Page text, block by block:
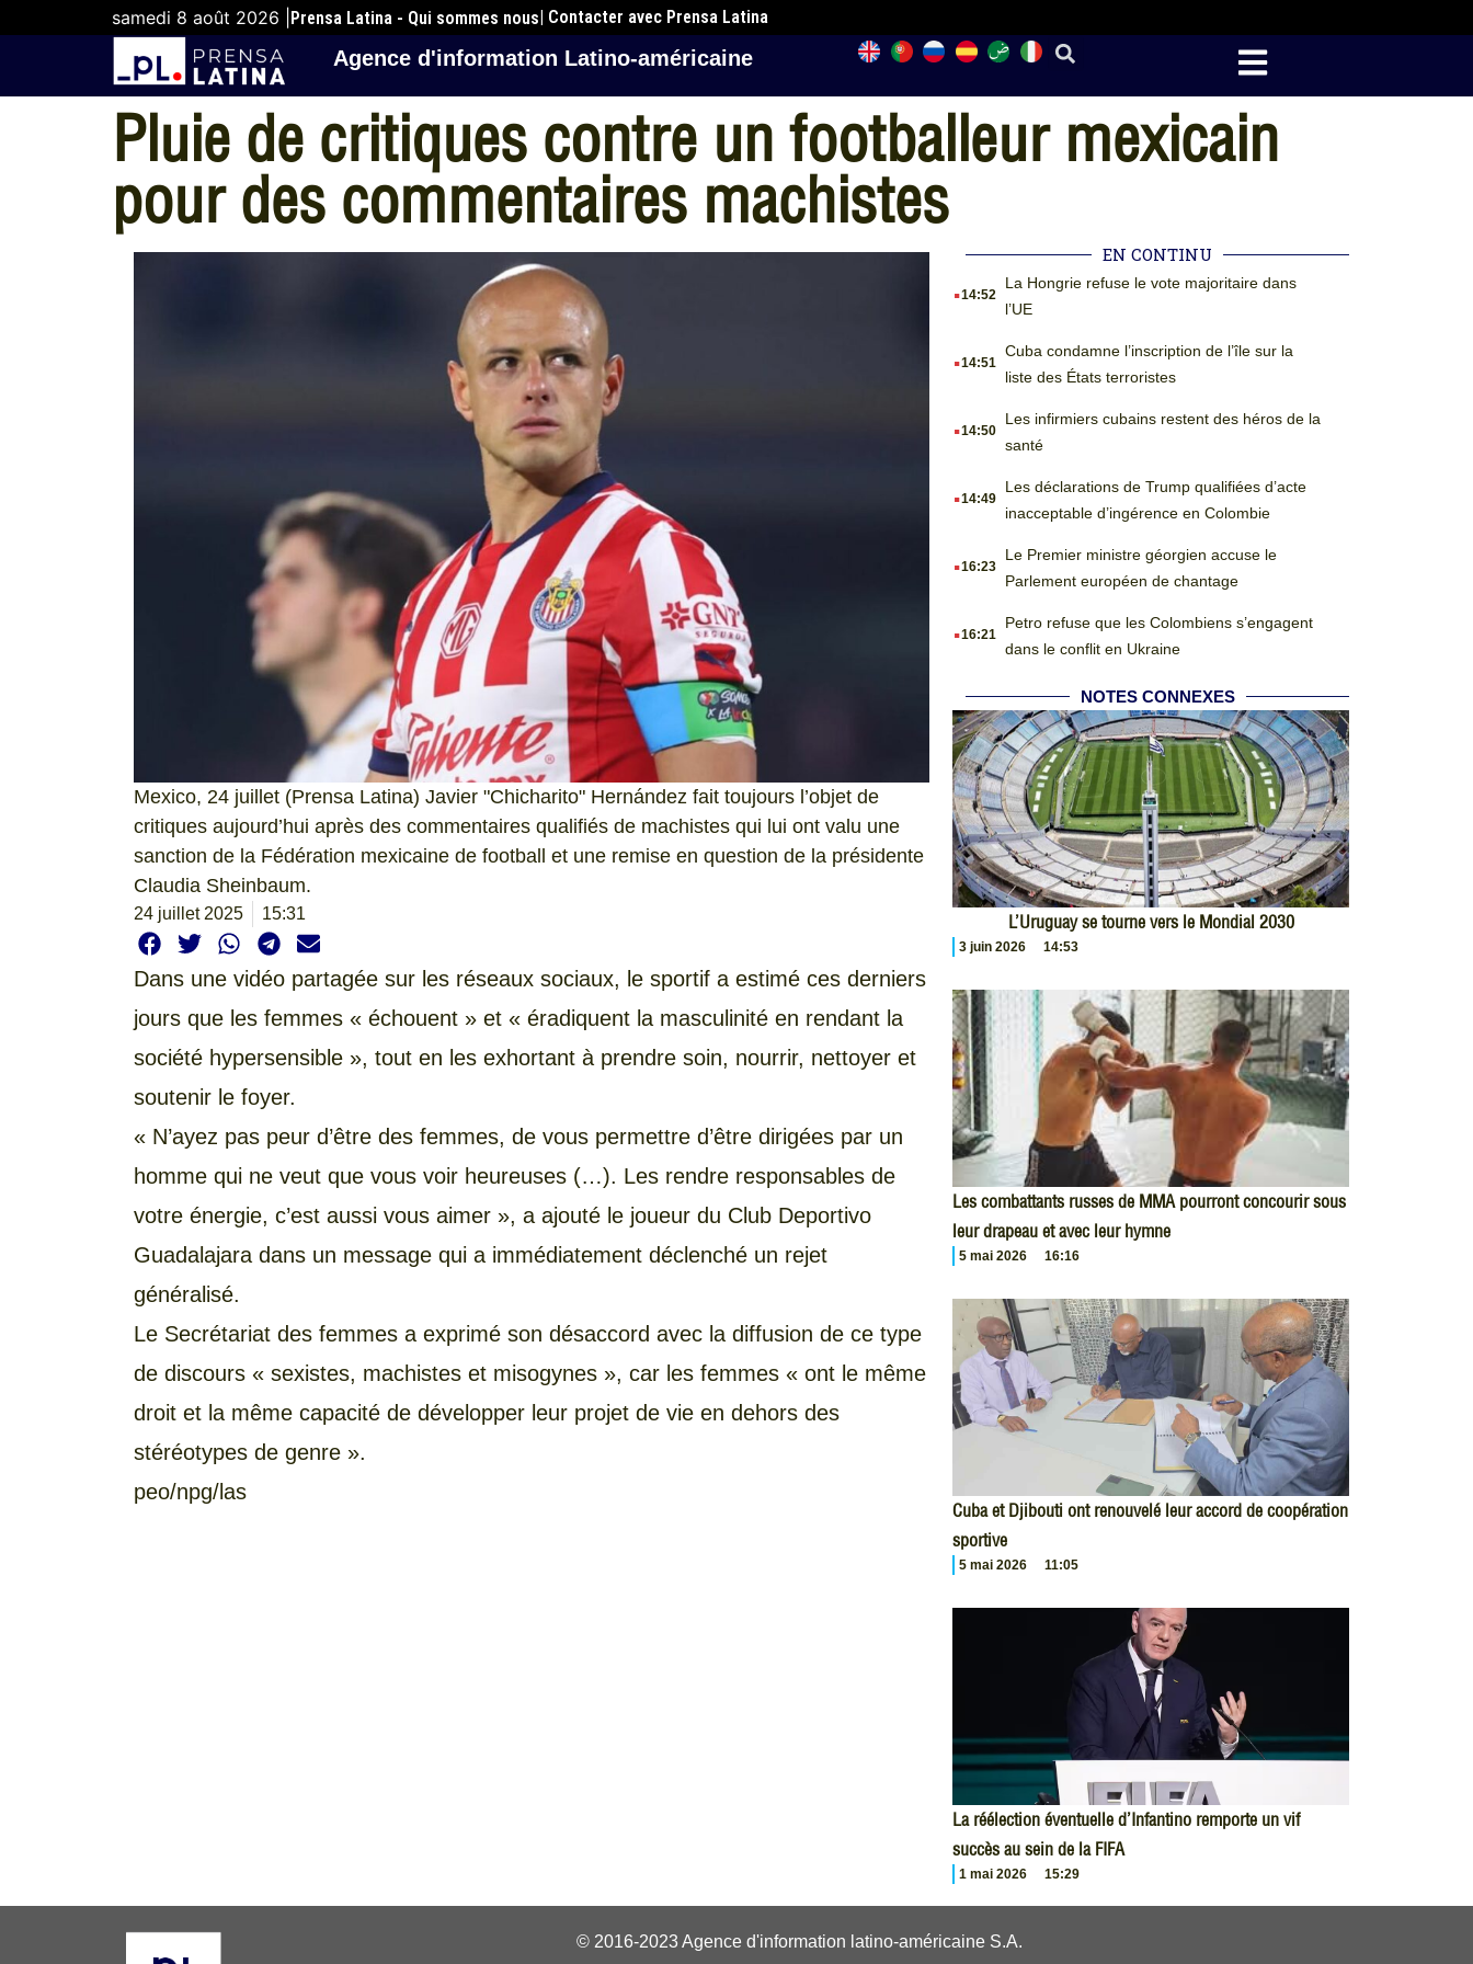
samedi 8 août 2026 | Prensa Latina - Qui sommes nous| Contacter avec Prensa Latina
Agence d'information Latino-américaine
Pluie de critiques contre un footballeur mexicain
pour des commentaires machistes
Mexico, 24 juillet (Prensa Latina) Javier "Chicharito" Hernández fait toujours l’objet de
critiques aujourd’hui après des commentaires qualifiés de machistes qui lui ont valu une
sanction de la Fédération mexicaine de football et une remise en question de la présidente
Claudia Sheinbaum.
24 juillet 2025 15:31
Dans une vidéo partagée sur les réseaux sociaux, le sportif a estimé ces derniers
jours que les femmes « échouent » et « éradiquent la masculinité en rendant la
société hypersensible », tout en les exhortant à prendre soin, nourrir, nettoyer et
soutenir le foyer.
« N’ayez pas peur d’être des femmes, de vous permettre d’être dirigées par un
homme qui ne veut que vous voir heureuses (…). Les rendre responsables de
votre énergie, c’est aussi vous aimer », a ajouté le joueur du Club Deportivo
Guadalajara dans un message qui a immédiatement déclenché un rejet
généralisé.
Le Secrétariat des femmes a exprimé son désaccord avec la diffusion de ce type
de discours « sexistes, machistes et misogynes », car les femmes « ont le même
droit et la même capacité de développer leur projet de vie en dehors des
stéréotypes de genre ».
peo/npg/las
EN CONTINU
.14:52
La Hongrie refuse le vote majoritaire dans
l’UE
.14:51
Cuba condamne l’inscription de l’île sur la
liste des États terroristes
.14:50
Les infirmiers cubains restent des héros de la
santé
.14:49
Les déclarations de Trump qualifiées d’acte
inacceptable d’ingérence en Colombie
.16:23
Le Premier ministre géorgien accuse le
Parlement européen de chantage
.16:21
Petro refuse que les Colombiens s’engagent
dans le conflit en Ukraine
NOTES CONNEXES
L’Uruguay se tourne vers le Mondial 2030
3 juin 2026 14:53
Les combattants russes de MMA pourront concourir sous
leur drapeau et avec leur hymne
5 mai 2026 16:16
Cuba et Djibouti ont renouvelé leur accord de coopération
sportive
5 mai 2026 11:05
La réélection éventuelle d’Infantino remporte un vif
succès au sein de la FIFA
1 mai 2026 15:29
© 2016-2023 Agence d'information latino-américaine S.A.